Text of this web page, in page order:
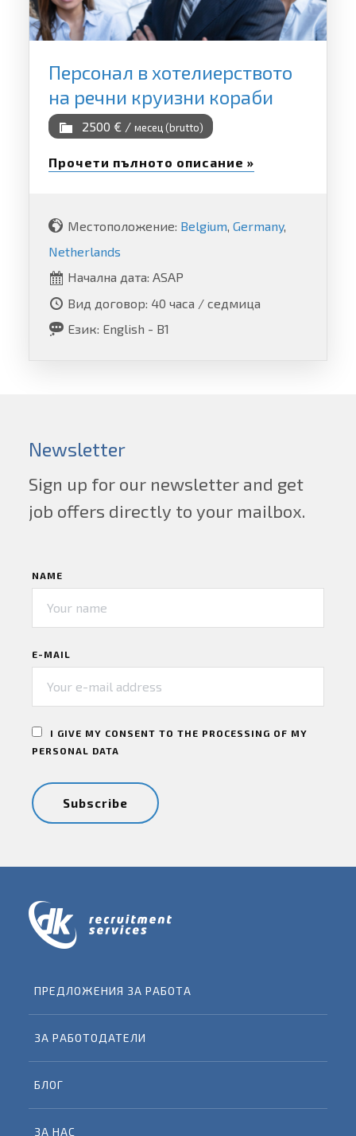
Персонал в хотелиерството
на речни круизни кораби
2500 € / месец (brutto)
Прочети пълното описание »
Местоположение: Belgium, Germany,
Netherlands
Начална дата: ASAP
Вид договор: 40 часа / седмица
Език: English - B1
Newsletter
Sign up for our newsletter and get
job offers directly to your mailbox.
NAME
E-MAIL
I GIVE MY CONSENT TO THE PROCESSING OF MY
PERSONAL DATA
ПРЕДЛОЖЕНИЯ ЗА РАБОТА
ЗА РАБОТОДАТЕЛИ
БЛОГ
ЗА НАС